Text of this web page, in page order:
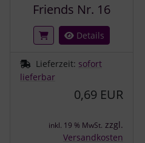
Friends Nr. 16
Details
Lieferzeit: sofort
lieferbar
0,69 EUR
inkl. 19 % MwSt. zzgl.
Versandkosten